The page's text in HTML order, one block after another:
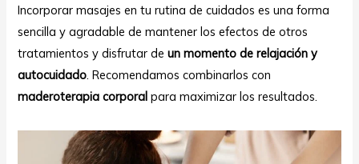
Incorporar masajes en tu rutina de cuidados es una forma
sencilla y agradable de mantener los efectos de otros
tratamientos y disfrutar deun momento de relajación y
autocuidado. Recomendamos combinarlos con
maderoterapia corporalpara maximizar los resultados.